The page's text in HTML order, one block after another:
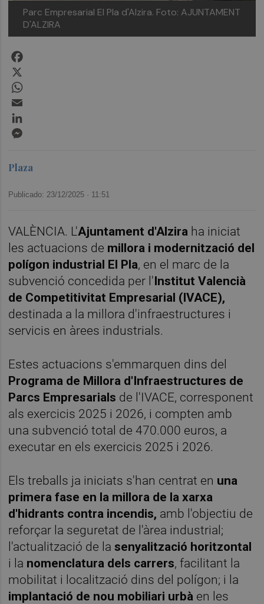
Parc Empresarial El Pla d'Alzira. Foto: AJUNTAMENT
D'ALZIRA
Plaza
Publicado: 23/12/2025 · 11:51
VALÈNCIA. L'Ajuntament d'Alzira ha iniciat
les actuacions de millora i modernització del
polígon industrial El Pla, en el marc de la
subvenció concedida per l'Institut Valencià
de Competitivitat Empresarial (IVACE),
destinada a la millora d'infraestructures i
servicis en àrees industrials.
Estes actuacions s'emmarquen dins del
Programa de Millora d'Infraestructures de
Parcs Empresarials de l'IVACE, corresponent
als exercicis 2025 i 2026, i compten amb
una subvenció total de 470.000 euros, a
executar en els exercicis 2025 i 2026.
Els treballs ja iniciats s'han centrat en una
primera fase en la millora de la xarxa
d'hidrants contra incendis, amb l'objectiu de
reforçar la seguretat de l'àrea industrial;
l'actualització de lasenyalització horitzontal
i la nomenclatura dels carrers, facilitant la
mobilitat i localització dins del polígon; i la
implantació de nou mobiliari urbà en les